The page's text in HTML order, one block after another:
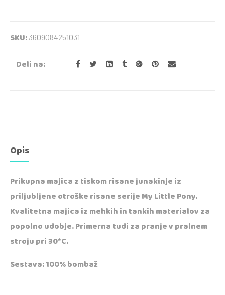
SKU:3609084251031
Deli na:
Opis
Prikupna majica z tiskom risane junakinje iz
priljubljene otroške risane serije My Little Pony.
Kvalitetna majica iz mehkih in tankih materialov za
popolno udobje. Primerna tudi za pranje v pralnem
stroju pri 30*C.
Sestava: 100% bombaž